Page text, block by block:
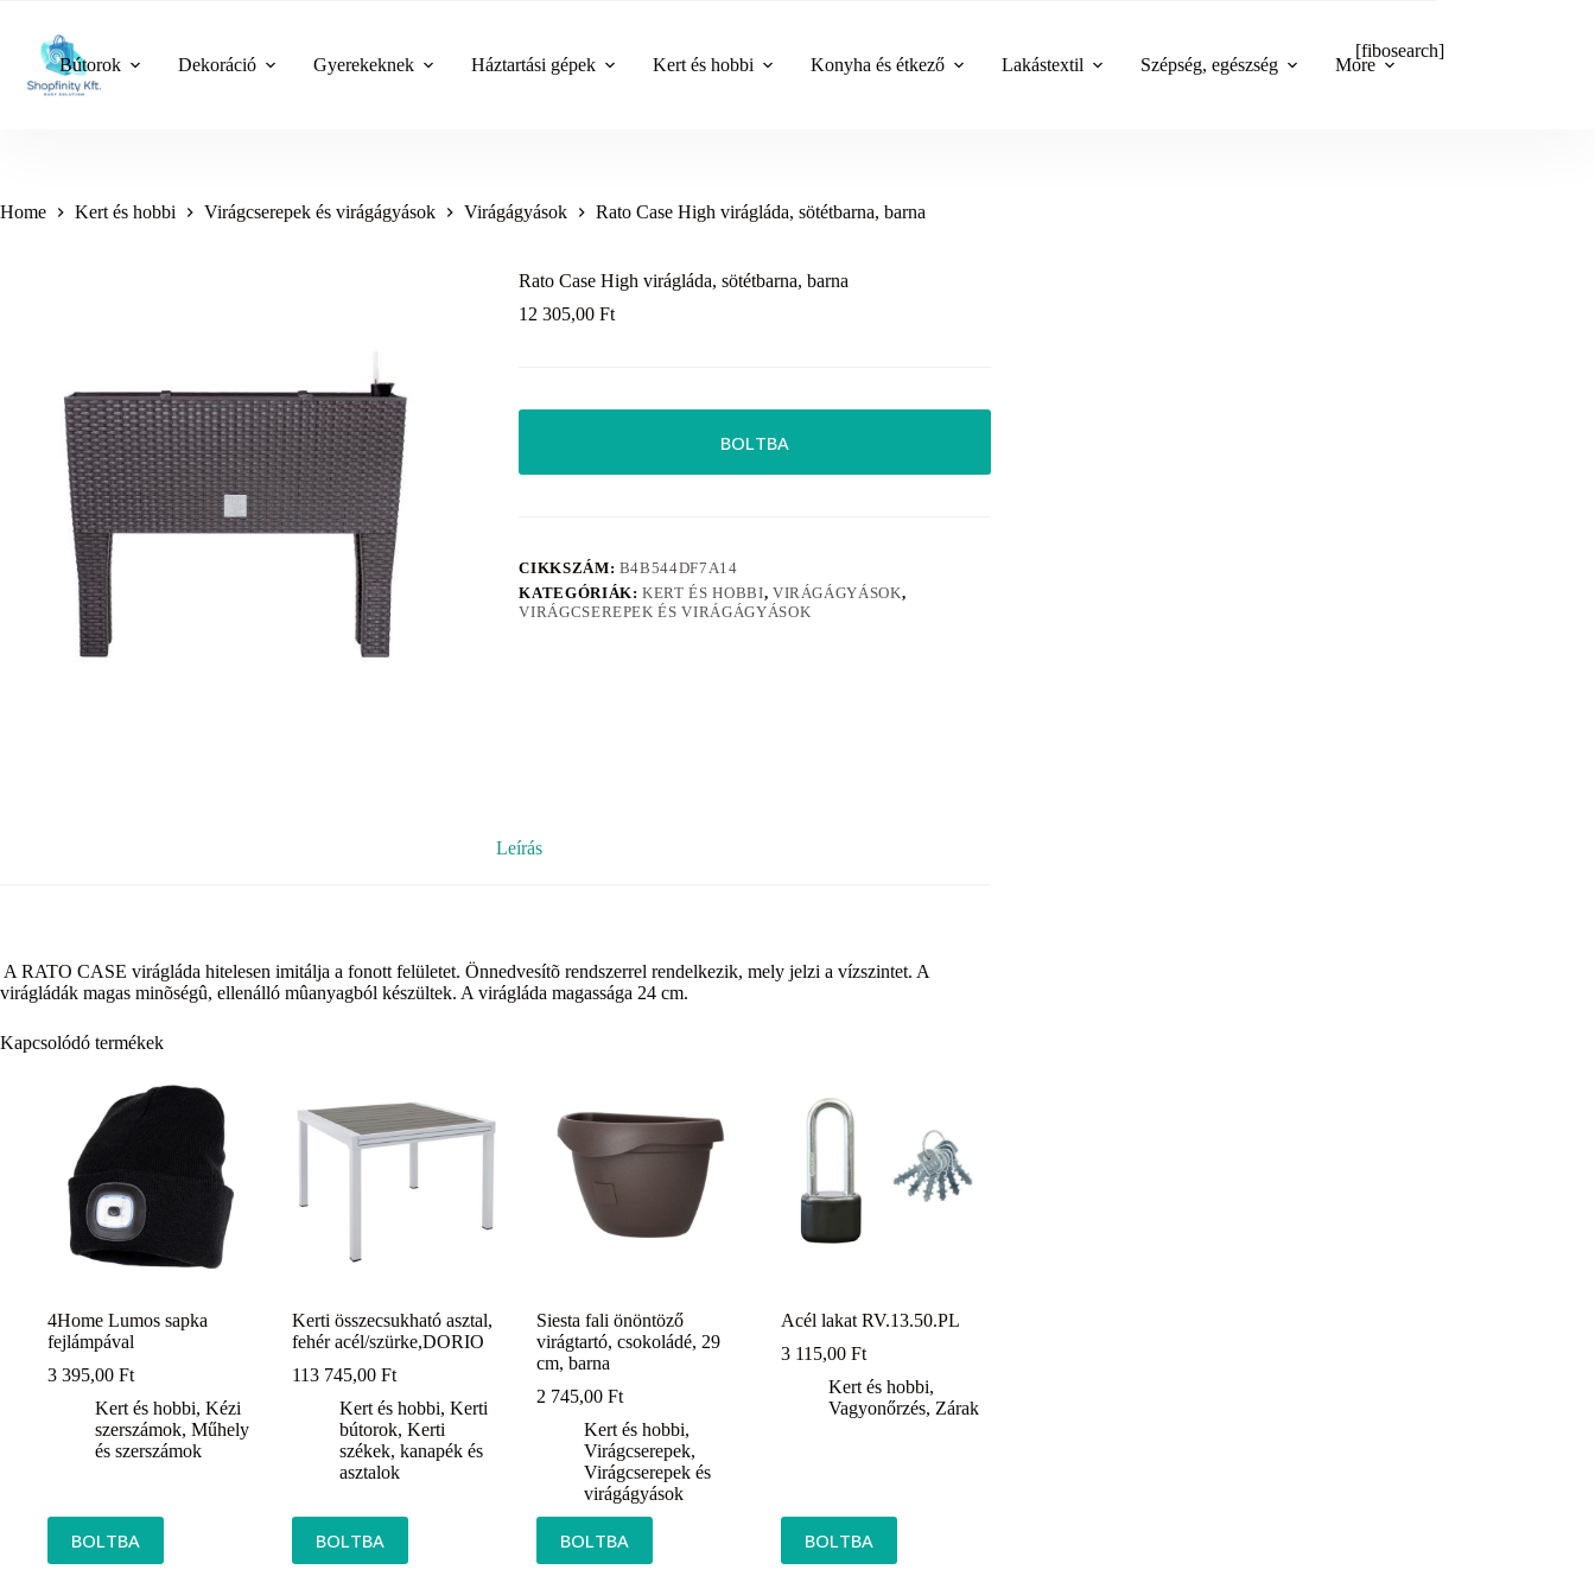
content
Bútorok Dekoráció Gyerekeknek Háztartási gépek Kert és hobbi Konyha és étkező Lakástextil Szépség, egészség More
[fibosearch]
Home Kert és hobbi Virágcserepek és virágágyások Virágágyások Rato Case High virágláda, sötétbarna, barna
Rato Case High virágláda, sötétbarna, barna
12 305,00Ft
BOLTBA
CIKKSZÁM: B4B544DF7A14
KATEGÓRIÁK:KERT ÉS HOBBI, VIRÁGÁGYÁSOK,
VIRÁGCSEREPEK ÉS VIRÁGÁGYÁSOK
Leírás
A RATO CASE virágláda hitelesen imitálja a fonott felületet. Önnedvesítõ rendszerrel rendelkezik, mely jelzi a vízszintet. A
virágládák magas minõségû, ellenálló mûanyagból készültek. A virágláda magassága 24 cm.
Kapcsolódó termékek
4Home Lumos sapka
fejlámpával
3 395,00 Ft
Kert és hobbi, Kézi
szerszámok, Műhely
és szerszámok
BOLTBA
Kerti összecsukható asztal,
fehér acél/szürke,DORIO
113 745,00Ft
Kert és hobbi,Kerti
bútorok,Kerti
székek, kanapék és
asztalok
BOLTBA
Siesta fali önöntöző
virágtartó, csokoládé, 29
cm, barna
2 745,00Ft
Kert és hobbi,
Virágcserepek,
Virágcserepek és
virágágyások
BOLTBA
Acél lakat RV.13.50.PL
3 115,00Ft
Kert és hobbi,
Vagyonőrzés, Zárak
BOLTBA